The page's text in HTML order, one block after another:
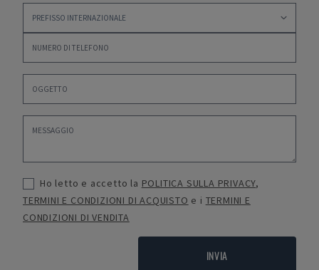
Ho letto e accetto la POLITICA SULLA PRIVACY,
TERMINI E CONDIZIONI DI ACQUISTO e i TERMINI E
CONDIZIONI DI VENDITA
INVIA